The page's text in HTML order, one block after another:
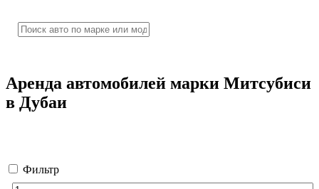
Аренда автомобилей марки Митсубиси
в Дубаи
Фильтр